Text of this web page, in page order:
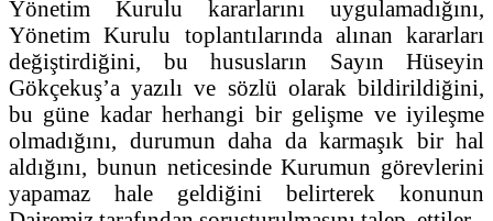
Yönetim Kurulu kararlarını uygulamadığını,
Yönetim Kurulu toplantılarında alınan kararları
değiştirdiğini, bu hususların Sayın Hüseyin
Gökçekuş’a yazılı ve sözlü olarak bildirildiğini,
bu güne kadar herhangi bir gelişme ve iyileşme
olmadığını, durumun daha da karmaşık bir hal
aldığını, bunun neticesinde Kurumun görevlerini
yapamaz hale geldiğini belirterek konunun